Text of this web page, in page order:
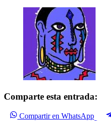
Comparte esta entrada:
Compartir en WhatsApp